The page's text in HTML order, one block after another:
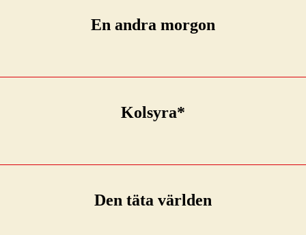
En andra morgon
Kolsyra*
Den täta världen